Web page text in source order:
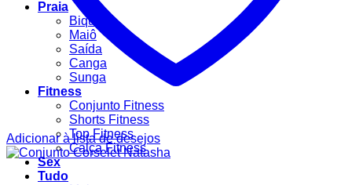
Praia
Biquíni
Maiô
Saída
Canga
Sunga
Fitness
Conjunto Fitness
Shorts Fitness
Top Fitness
Calça Fitness
Sex
Tudo
Adicionar à lista de desejos